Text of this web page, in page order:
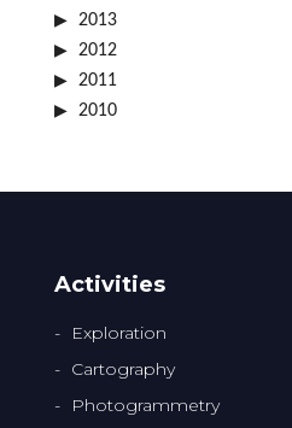
2013
2012
2011
2010
Activities
Exploration
Cartography
Photogrammetry